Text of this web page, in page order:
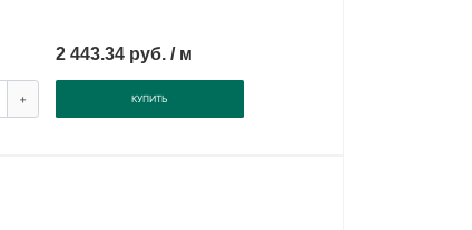
2 443.34 руб. / м
+ КУПИТЬ